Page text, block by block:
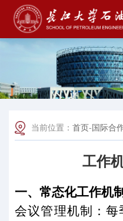
当前位置： 首页- 国际合
工作
一、常态化工作机制
会议管理机制：每